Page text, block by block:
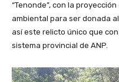
“Tenonde”, con la
ambiental para ser donada
así este relicto único que
sistema provincial de ANP.